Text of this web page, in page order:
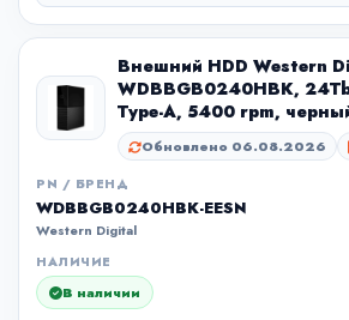
Внешний HDD Western
WDBBGB0240HBK,
Type-A, 5400 rpm,
Обновлено 06.08.2026
PN / БРЕНД
WDBBGB0240HBK-EESN
Western Digital
НАЛИЧИЕ
В наличии